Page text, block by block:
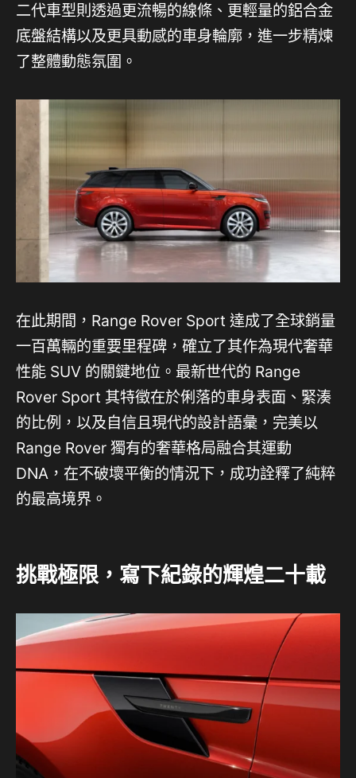
二代車型則透過更流暢的線條、更輕量的鋁合金
底盤結構以及更具動感的車身輪廓，進一步精煉
了整體動態氛圍。
在此期間，Range Rover Sport 達成了全球銷量
一百萬輛的重要里程碑，確立了其作為現代奢華
性能 SUV 的關鍵地位。最新世代的 Range
Rover Sport 其特徵在於俐落的車身表面、緊湊
的比例，以及自信且現代的設計語彙，完美以
Range Rover 獨有的奢華格局融合其運動
DNA，在不破壞平衡的情況下，成功詮釋了純粹
的最高境界。
挑戰極限，寫下紀錄的輝煌二十載